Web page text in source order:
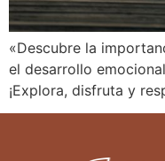
«Descubre la
el desarrollo
¡Explora, disfruta y